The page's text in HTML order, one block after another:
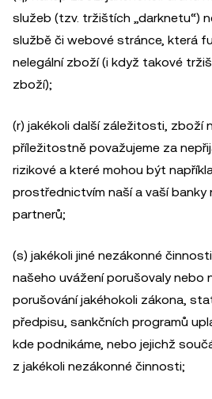
služeb (tzv. tržištích „darknetu“)
službě či webové stránce, která
nelegální zboží (i když takové
zboží);
(r) jakékoli další záležitosti, zboží
příležitostně považujeme za
rizikové a které mohou být
prostřednictvím naší a vaší banky
partnerů;
(s) jakékoli jiné nezákonné
našeho uvážení porušovaly nebo
porušování jakéhokoli zákona,
předpisu, sankčních programů
kde podnikáme, nebo jejichž
z jakékoli nezákonné činnosti;